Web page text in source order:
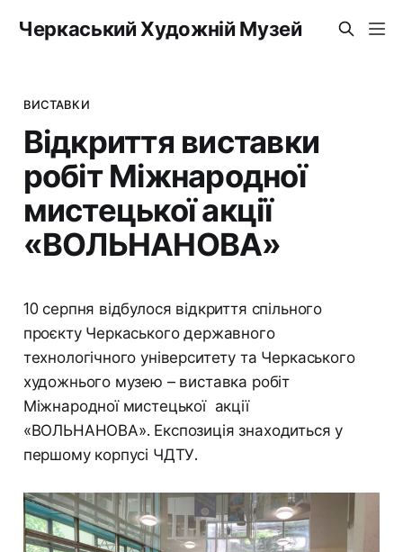
Черкаський Художній Музей
ВИСТАВКИ
Відкриття виставки
робіт Міжнародної
мистецької акції
«ВОЛЬНАНОВА»
10 серпня відбулося відкриття спільного
проєкту Черкаського державного
технологічного університету та Черкаського
художнього музею – виставка робіт
Міжнародної мистецької акції
«ВОЛЬНАНОВА». Експозиція знаходиться у
першому корпусі ЧДТУ.